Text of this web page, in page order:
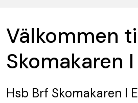
Välkommen
Skomakaren
Hsb Brf Skomakaren I